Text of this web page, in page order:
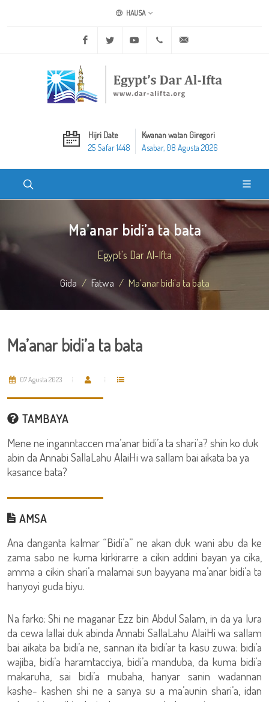
HAUSA
Facebook Twitter Youtube +20 2 25970400
Hijri Date
25 Safar 1448
Kwanan watan Giregori
Asabar, 08 Agusta 2026
Ma’anar bidi’a ta bata
Egypt's Dar Al-Ifta
Gida Fatwa Ma’anar bidi’a ta bata
Ma’anar bidi’a ta bata
07 Agusta 2023
TAMBAYA
Mene ne inganntaccen ma’anar bidi’a ta shari’a? shin ko duk
abin da Annabi SallaLahu AlaiHi wa sallam bai aikata ba ya
kasance bata?
AMSA
Ana danganta kalmar “Bidi’a” ne akan duk wani abu da ke
zama sabo ne kuma kirkirarre a cikin addini bayan ya cika,
amma a cikin shari’a malamai sun bayyana ma’anar bidi’a ta
hanyoyi guda biyu.
Na farko: Shi ne maganar Ezz bin Abdul Salam, in da ya lura
da cewa lallai duk abinda Annabi SallaLahu AlaiHi wa sallam
bai aikata ba bidi’a ne, sannan ita bidi’ar ta kasu zuwa: bidi’a
wajiba, bidi’a haramtacciya, bidi’a manduba, da kuma bidi’a
makaruha, sai bidi’a mubaha, hanyar sanin wadannan
kashe- kashen shi ne a sanya su a ma’aunin shari’a, idan